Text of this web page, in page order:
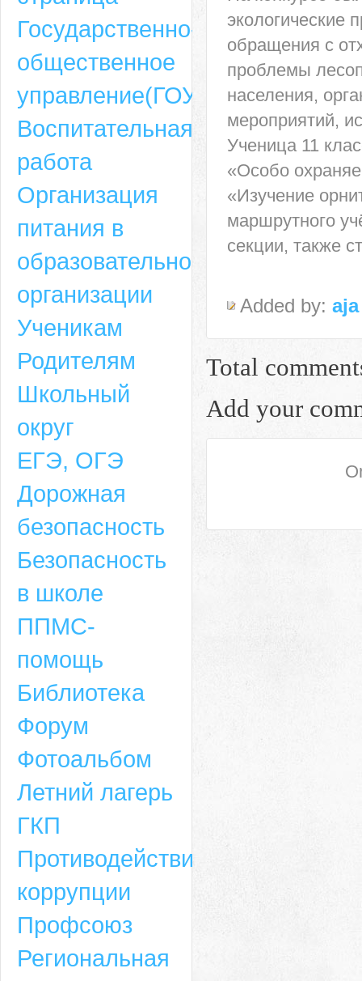
Адрес
659635, Алтайский край, Алтайский район, село Ая, ул. Школьная 11.
6-49, электронный адрес: aja_70@mail.ru
Адрес
6-49, электронный адрес: aja_70@mail.ru
экологические
обращения с
проблемы
населения,
мероприятий,
Ученица 11
«Особо
«Изучение
маршрутного
секции, также
Added by: aja
Total
Add your
Государственно-
общественное
управление(ГОУ)
Воспитательная
работа
Организация
питания в
образовательной
организации
Ученикам
Родителям
Школьный
округ
ЕГЭ, ОГЭ
Дорожная
безопасность
Безопасность
в школе
ППМС-
помощь
Библиотека
Форум
Фотоальбом
Летний лагерь
ГКП
Противодействие
коррупции
Профсоюз
Региональная